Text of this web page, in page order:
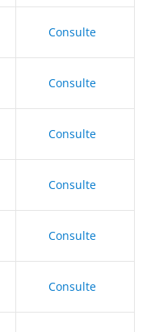
Consulte
Consulte
Consulte
Consulte
Consulte
Consulte